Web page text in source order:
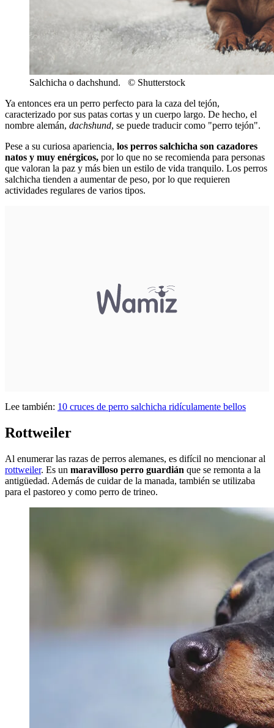
Salchicha o dachshund. © Shutterstock
Ya entonces era un perro perfecto para la caza del tejón,
caracterizado por sus patas cortas y un cuerpo largo. De hecho, el
nombre alemán, dachshund, se puede traducir como "perro tejón".
Pese a su curiosa apariencia, los perros salchicha son cazadores
natos y muy enérgicos, por lo que no se recomienda para personas
que valoran la paz y más bien un estilo de vida tranquilo. Los perros
salchicha tienden a aumentar de peso, por lo que requieren
actividades regulares de varios tipos.
Lee también: 10 cruces de perro salchicha ridículamente bellos
Rottweiler
Al enumerar las razas de perros alemanes, es difícil no mencionar al
rottweiler. Es un maravilloso perro guardián que se remonta a la
antigüedad. Además de cuidar de la manada, también se utilizaba
para el pastoreo y como perro de trineo.